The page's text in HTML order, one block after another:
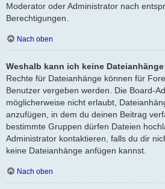
Moderator oder Administrator nach
Berechtigungen.
Nach oben
Weshalb kann ich keine
Rechte für Dateianhänge können für
Benutzer vergeben werden. Die Board-
möglicherweise nicht erlaubt,
anzufügen, in dem du deinen Beitrag
bestimmte Gruppen dürfen Dateien
Administrator kontaktieren, falls du dir
keine Dateianhänge anfügen kannst.
Nach oben